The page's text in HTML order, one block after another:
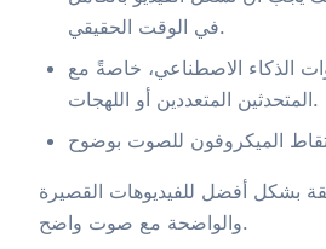
في الوقت الحقيقي.
الذكاء الاصطناعي، خاصةً مع
المتحدثين المتعددين أو اللهجات.
بشكل أفضل للفيديوهات القصيرة
والواضحة مع صوت واضح.